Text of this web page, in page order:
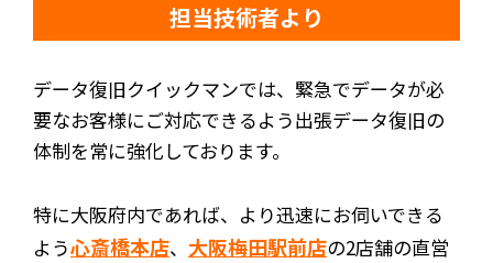
担当技術者より
データ復旧クイックマンでは、緊急でデータが必
要なお客様にご対応できるよう出張データ復旧の
体制を常に強化しております。
特に大阪府内であれば、より迅速にお伺いできる
よう心斎橋本店、 大阪梅田駅前店の2店舗の直営